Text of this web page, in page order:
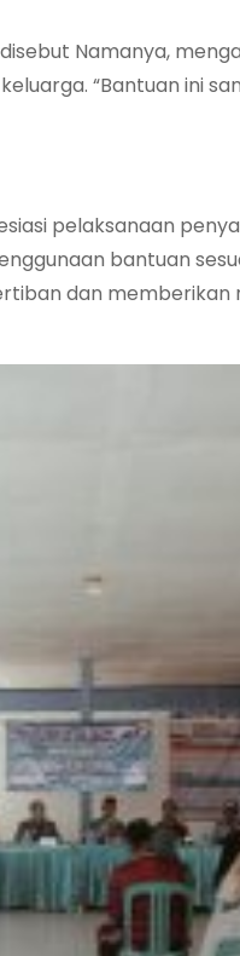
Namanya,
“Bantuan ini
pelaksanaan
bantuan
dan memberikan